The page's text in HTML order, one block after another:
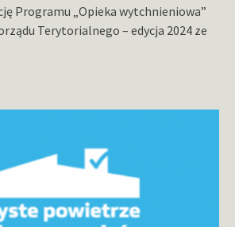
Programu „Opieka wytchnieniowa”
Terytorialnego – edycja 2024 ze